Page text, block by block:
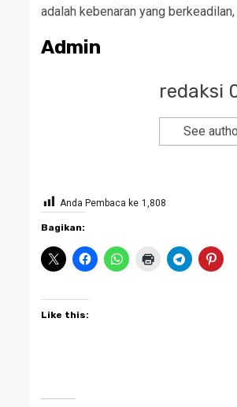
adalah kebenaran yang
Admin
redaksi
See
Anda Pembaca ke 1,808
Bagikan:
Like this: